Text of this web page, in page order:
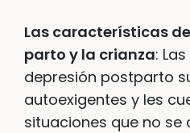
Las características
parto y la crianza:
depresión postparto
autoexigentes y les
situaciones que no se